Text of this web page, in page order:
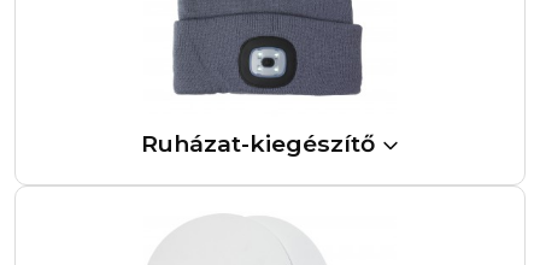
Ruházat-kiegészítő